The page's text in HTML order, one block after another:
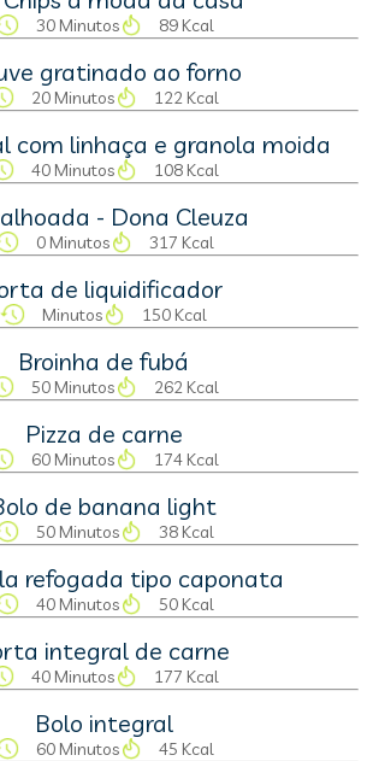
30 Minutos 89 Kcal
gratinado ao forno
20 Minutos 122 Kcal
com linhaça e granola moida
40 Minutos 108 Kcal
- Dona Cleuza
0 Minutos 317 Kcal
de liquidificador
Minutos 150 Kcal
Broinha de fubá
50 Minutos 262 Kcal
Pizza de carne
60 Minutos 174 Kcal
de banana light
50 Minutos 38 Kcal
refogada tipo caponata
40 Minutos 50 Kcal
integral de carne
40 Minutos 177 Kcal
Bolo integral
60 Minutos 45 Kcal